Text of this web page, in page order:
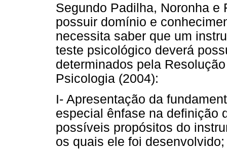
Segundo Padilha, Noronha e
possuir domínio e
necessita saber que um
teste psicológico deverá
determinados pela
Psicologia (2004):
I- Apresentação da
especial ênfase na definição
possíveis propósitos do
os quais ele foi desenvolvido;